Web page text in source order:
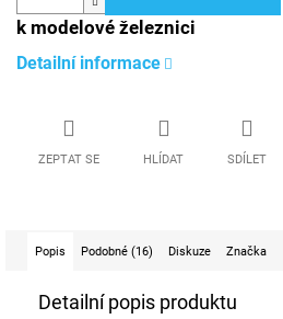
k modelové železnici
Detailní informace
ZEPTAT SE HLÍDAT SDÍLET
Popis Podobné (16) Diskuze Značka
Detailní popis produktu